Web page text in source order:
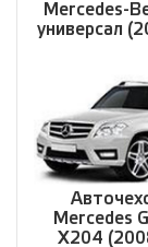
Mercedes-
универсал
Mercedes
X204